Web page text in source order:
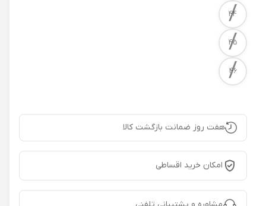
/
/
/
هفت روز ضمانت بازگشت کالا
امکان خرید اقساطی